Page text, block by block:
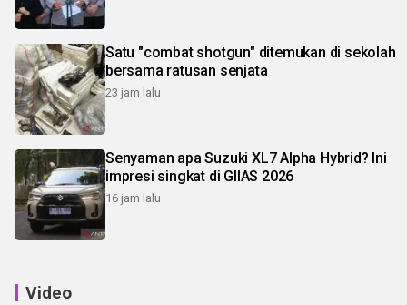
Satu "combat shotgun" ditemukan di sekolah
bersama ratusan senjata
23 jam lalu
Senyaman apa Suzuki XL7 Alpha Hybrid? Ini
impresi singkat di GIIAS 2026
16 jam lalu
Video